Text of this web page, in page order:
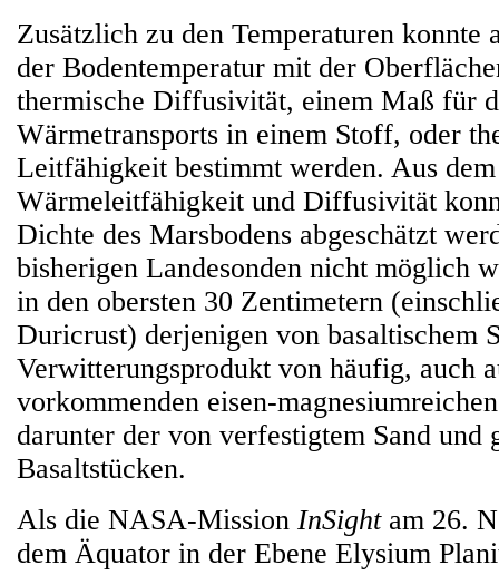
Zusätzlich zu den Temperaturen konnte
der Bodentemperatur mit der
thermische Diffusivität, einem Maß für
Wärmetransports in einem Stoff, oder
Leitfähigkeit bestimmt werden. Aus
Wärmeleitfähigkeit und Diffusivität
Dichte des Marsbodens abgeschätzt
bisherigen Landesonden nicht möglich
in den obersten 30 Zentimetern
Duricrust) derjenigen von basaltischem
Verwitterungsprodukt von häufig, auch
vorkommenden eisen-
darunter der von verfestigtem Sand und
Basaltstücken.
Als die NASA-Mission InSightam 26.
dem Äquator in der Ebene Elysium